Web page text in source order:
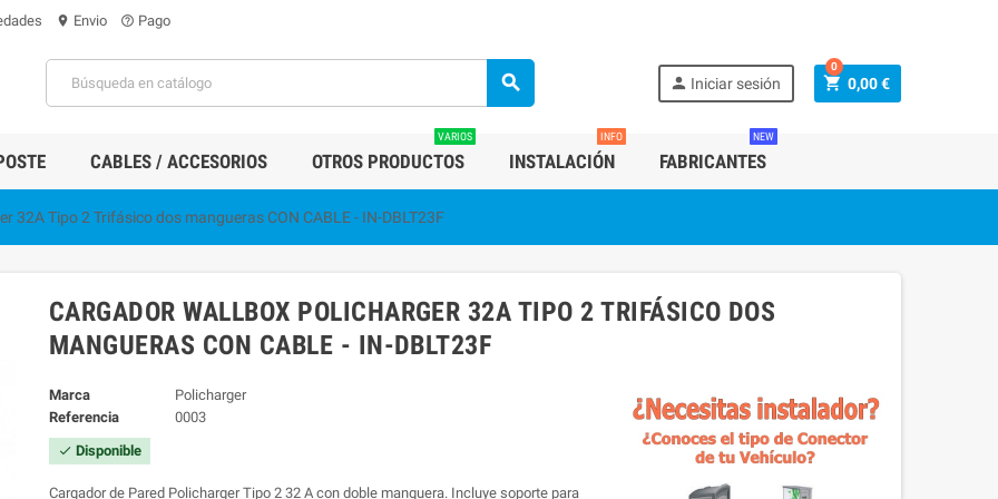
location_on Envio help_outline Pago
search person Iniciar sesión shopping_cart 0,00 €
0
CABLES / ACCESORIOS OTROS PRODUCTOS
VARIOS
INSTALACIÓN
INFO
FABRICANTES
NEW
32A Tipo 2 Trifásico dos mangueras CON CABLE - IN-DBLT23F
CARGADOR WALLBOX POLICHARGER 32A TIPO 2 TRIFÁSICO DOS
MANGUERAS CON CABLE - IN-DBLT23F
Marca
Policharger
Referencia
0003
check Disponible
Cargador de Pared Policharger Tipo 2 32 A con doble manguera. Incluye soporte para